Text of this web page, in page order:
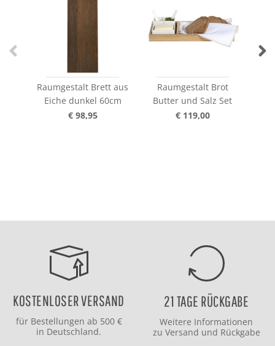
Raumgestalt Brett aus
Eiche dunkel 60cm
€ 98,95
Raumgestalt Brot
Butter und Salz Set
€ 119,00
KOSTENLOSER VERSAND
für Bestellungen ab 500 €
in Deutschland.
21 TAGE RÜCKGABE
Weitere Informationen
zu Versand und Rückgabe